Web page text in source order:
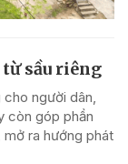
sầu riêng
người dân,
còn góp phần
mở ra hướng phát